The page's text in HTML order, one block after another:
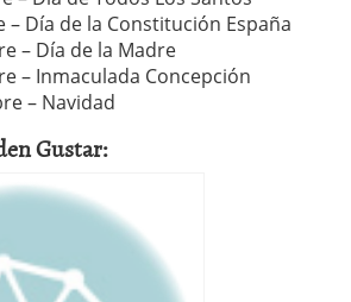
– Día de la Constitución España
– Día de la Madre
– Inmaculada Concepción
– Navidad
Gustar: